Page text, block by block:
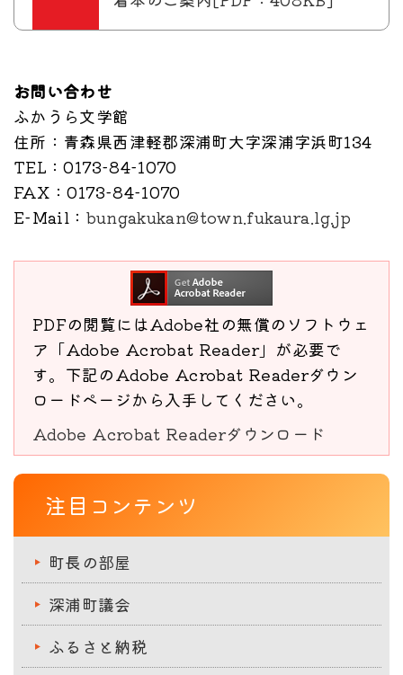
お問い合わせ
ふかうら文学館
住所 ：青森県西津軽郡深浦町大字深浦字浜町134
TEL ：0173-84-1070
FAX ：0173-84-1070
E-Mail ： bungakukan@town.fukaura.lg.jp
PDFの閲覧にはAdobe社の無償のソフトウェ
ア「Adobe Acrobat Reader」が必要で
す。下記のAdobe Acrobat Readerダウン
ロードページから入手してください。
Adobe Acrobat Readerダウンロード
注目コンテンツ
町長の部屋
深浦町議会
ふるさと納税